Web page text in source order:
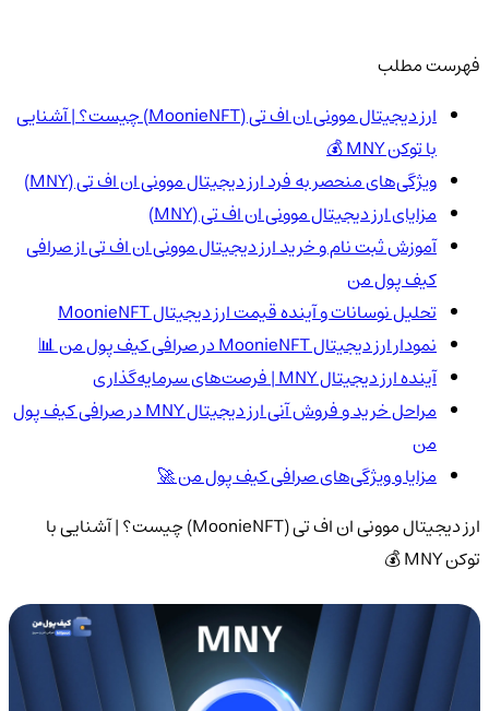
فهرست مطلب
ارز دیجیتال موونی ان اف تی (MoonieNFT) چیست؟ | آشنایی
با توکن MNY 💰
ویژگی‌های منحصر به فرد ارز دیجیتال موونی ان اف تی (MNY)
مزایای ارز دیجیتال موونی ان اف تی (MNY)
آموزش ثبت نام و خرید ارز دیجیتال موونی ان اف تی از صرافی
کیف پول من
تحلیل نوسانات و آینده قیمت ارز دیجیتال MoonieNFT
نمودار ارز دیجیتال MoonieNFT در صرافی کیف پول من 📊
آینده ارز دیجیتال MNY | فرصت‌های سرمایه‌گذاری
مراحل خرید و فروش آنی ارز دیجیتال MNY در صرافی کیف پول
من
مزایا و ویژگی‌های صرافی کیف پول من 🚀
ارز دیجیتال موونی ان اف تی (MoonieNFT) چیست؟ | آشنایی با
توکن MNY 💰